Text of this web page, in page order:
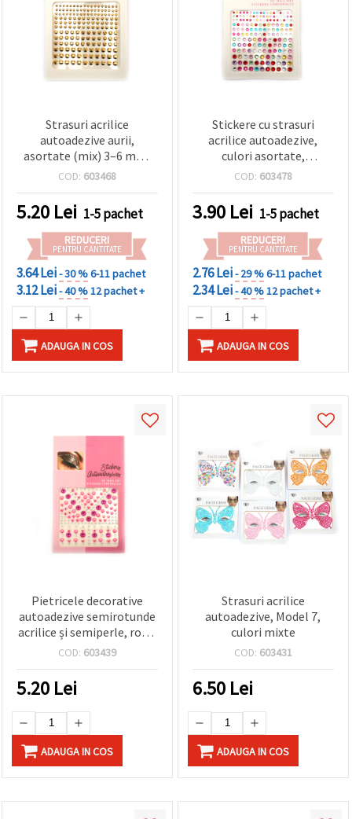
Strasuri acrilice
autoadezive aurii,
asortate (mix) 3–6 mm,
set 165 buc
COD: 603468
5.20 Lei 1-5 pachet
REDUCERI
PENTRU CANTITATE
3.64 Lei- 30 %6-11 pachet
3.12 Lei- 40 %12 pachet +
ADAUGA IN COS
Stickere cu strasuri
acrilice autoadezive,
culori asortate,
dimensiuni 3–6 mm — 165
COD: 603478
3.90 Lei 1-5 pachet
REDUCERI
PENTRU CANTITATE
2.76 Lei- 29 %6-11 pachet
2.34 Lei- 40 %12 pachet +
ADAUGA IN COS
Pietricele decorative
autoadezive semirotunde
acrilice și semiperle, roz –
159 buc.
COD: 603439
5.20 Lei
ADAUGA IN COS
Strasuri acrilice
autoadezive, Model 7,
culori mixte
COD: 603431
6.50 Lei
ADAUGA IN COS